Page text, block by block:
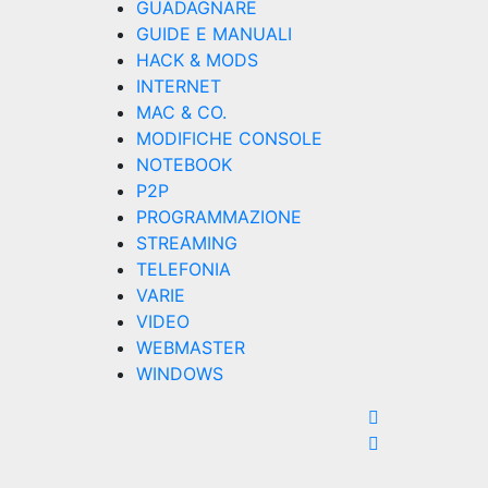
GUADAGNARE
GUIDE E MANUALI
HACK & MODS
INTERNET
MAC & CO.
MODIFICHE CONSOLE
NOTEBOOK
P2P
PROGRAMMAZIONE
STREAMING
TELEFONIA
VARIE
VIDEO
WEBMASTER
WINDOWS